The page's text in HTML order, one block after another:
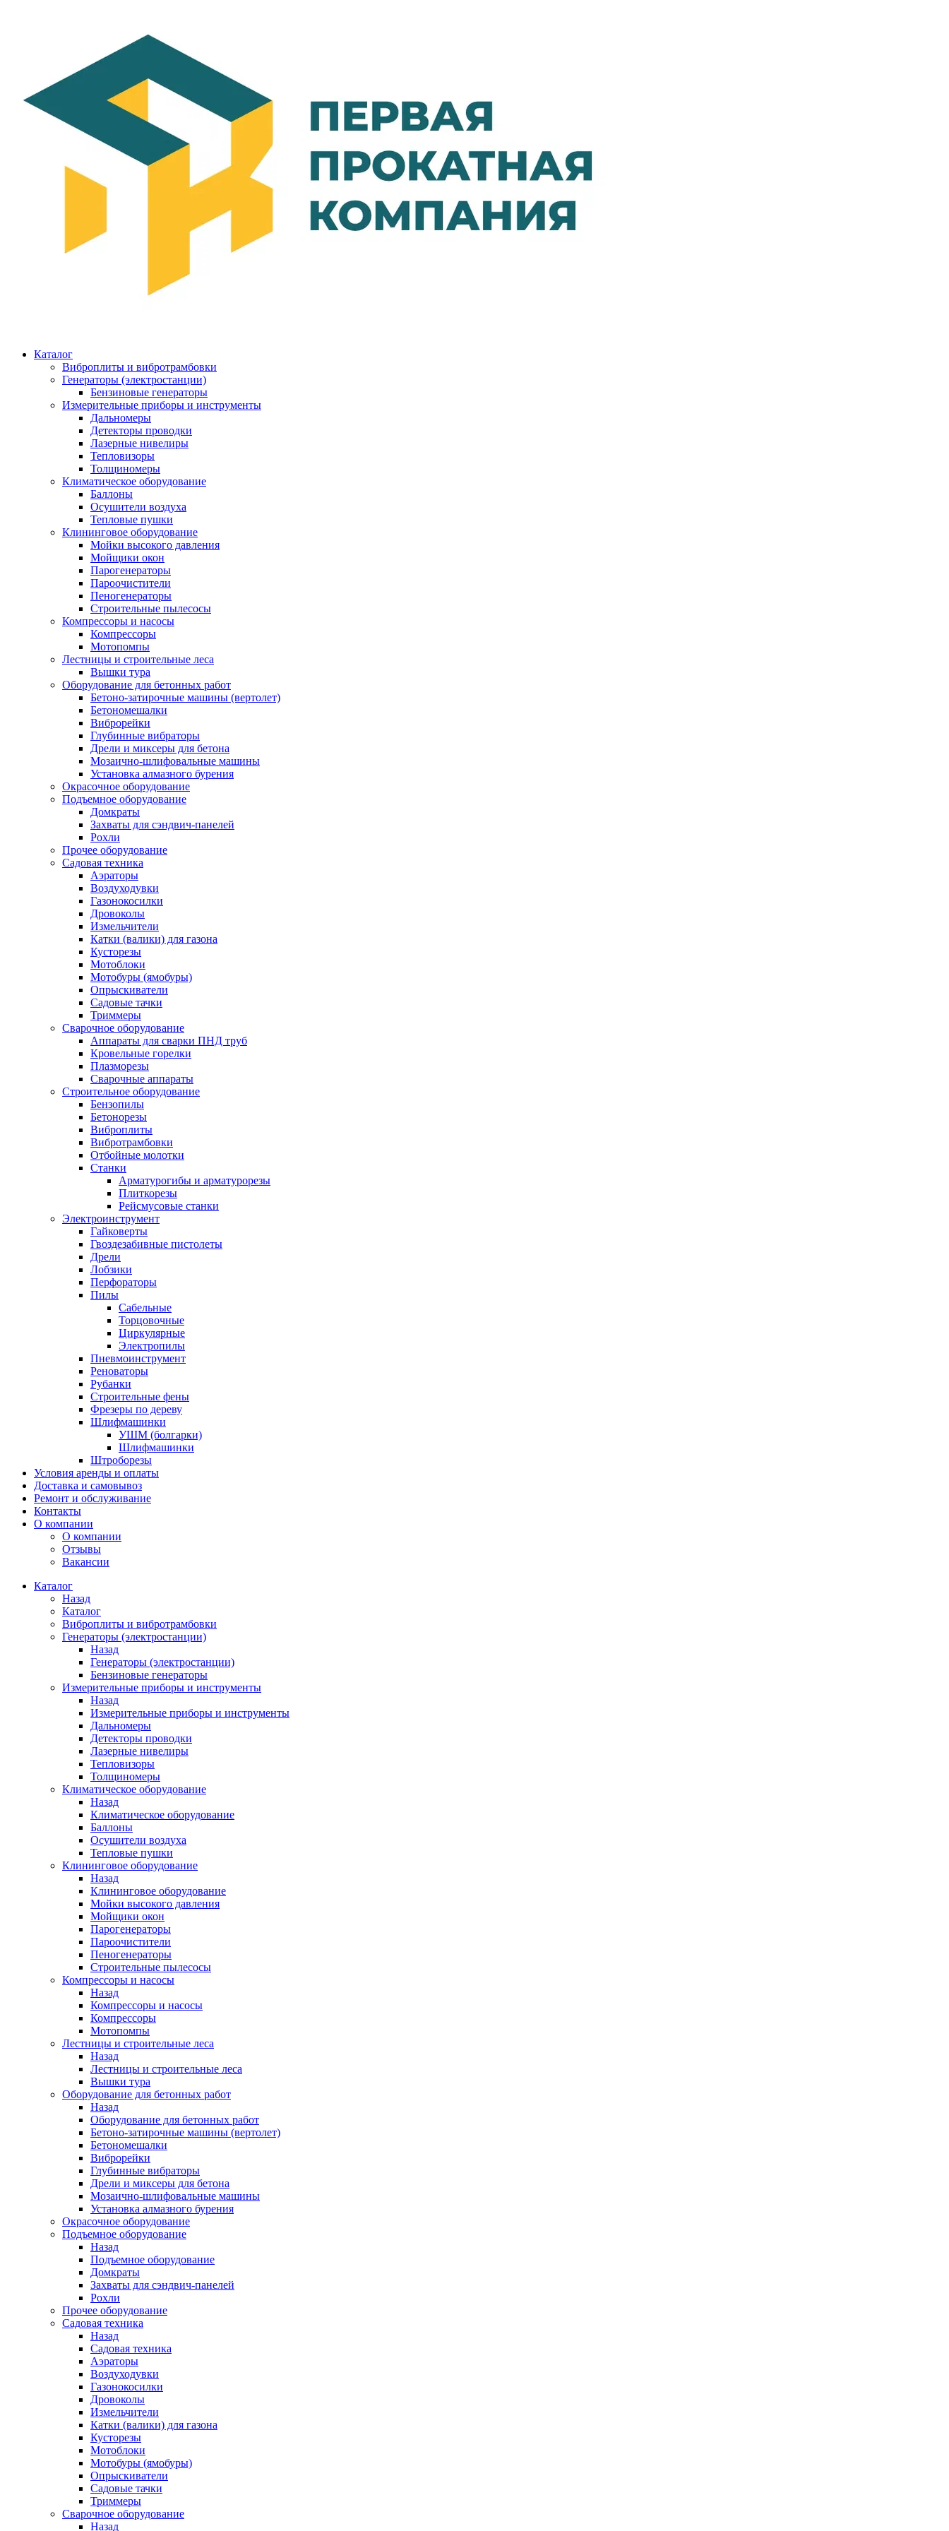
Каталог
Виброплиты и вибротрамбовки
Генераторы (электростанции)
Бензиновые генераторы
Измерительные приборы и инструменты
Дальномеры
Детекторы проводки
Лазерные нивелиры
Тепловизоры
Толщиномеры
Климатическое оборудование
Баллоны
Осушители воздуха
Тепловые пушки
Клининговое оборудование
Мойки высокого давления
Мойщики окон
Парогенераторы
Пароочистители
Пеногенераторы
Строительные пылесосы
Компрессоры и насосы
Компрессоры
Мотопомпы
Лестницы и строительные леса
Вышки тура
Оборудование для бетонных работ
Бетоно-затирочные машины (вертолет)
Бетономешалки
Виброрейки
Глубинные вибраторы
Дрели и миксеры для бетона
Мозаично-шлифовальные машины
Установка алмазного бурения
Окрасочное оборудование
Подъемное оборудование
Домкраты
Захваты для сэндвич-панелей
Рохли
Прочее оборудование
Садовая техника
Аэраторы
Воздуходувки
Газонокосилки
Дровоколы
Измельчители
Катки (валики) для газона
Кусторезы
Мотоблоки
Мотобуры (ямобуры)
Опрыскиватели
Садовые тачки
Триммеры
Сварочное оборудование
Аппараты для сварки ПНД труб
Кровельные горелки
Плазморезы
Сварочные аппараты
Строительное оборудование
Бензопилы
Бетонорезы
Виброплиты
Вибротрамбовки
Отбойные молотки
Станки
Арматурогибы и арматурорезы
Плиткорезы
Рейсмусовые станки
Электроинструмент
Гайковерты
Гвоздезабивные пистолеты
Дрели
Лобзики
Перфораторы
Пилы
Сабельные
Торцовочные
Циркулярные
Электропилы
Пневмоинструмент
Реноваторы
Рубанки
Строительные фены
Фрезеры по дереву
Шлифмашинки
УШМ (болгарки)
Шлифмашинки
Штроборезы
Условия аренды и оплаты
Доставка и самовывоз
Ремонт и обслуживание
Контакты
О компании
О компании
Отзывы
Вакансии
Каталог
Назад
Каталог
Виброплиты и вибротрамбовки
Генераторы (электростанции)
Назад
Генераторы (электростанции)
Бензиновые генераторы
Измерительные приборы и инструменты
Назад
Измерительные приборы и инструменты
Дальномеры
Детекторы проводки
Лазерные нивелиры
Тепловизоры
Толщиномеры
Климатическое оборудование
Назад
Климатическое оборудование
Баллоны
Осушители воздуха
Тепловые пушки
Клининговое оборудование
Назад
Клининговое оборудование
Мойки высокого давления
Мойщики окон
Парогенераторы
Пароочистители
Пеногенераторы
Строительные пылесосы
Компрессоры и насосы
Назад
Компрессоры и насосы
Компрессоры
Мотопомпы
Лестницы и строительные леса
Назад
Лестницы и строительные леса
Вышки тура
Оборудование для бетонных работ
Назад
Оборудование для бетонных работ
Бетоно-затирочные машины (вертолет)
Бетономешалки
Виброрейки
Глубинные вибраторы
Дрели и миксеры для бетона
Мозаично-шлифовальные машины
Установка алмазного бурения
Окрасочное оборудование
Подъемное оборудование
Назад
Подъемное оборудование
Домкраты
Захваты для сэндвич-панелей
Рохли
Прочее оборудование
Садовая техника
Назад
Садовая техника
Аэраторы
Воздуходувки
Газонокосилки
Дровоколы
Измельчители
Катки (валики) для газона
Кусторезы
Мотоблоки
Мотобуры (ямобуры)
Опрыскиватели
Садовые тачки
Триммеры
Сварочное оборудование
Назад